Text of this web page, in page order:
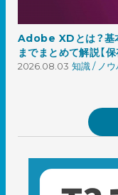
Adobe XDとは？基
までまとめて解説【保
2026.08.03 知識 / ノウ